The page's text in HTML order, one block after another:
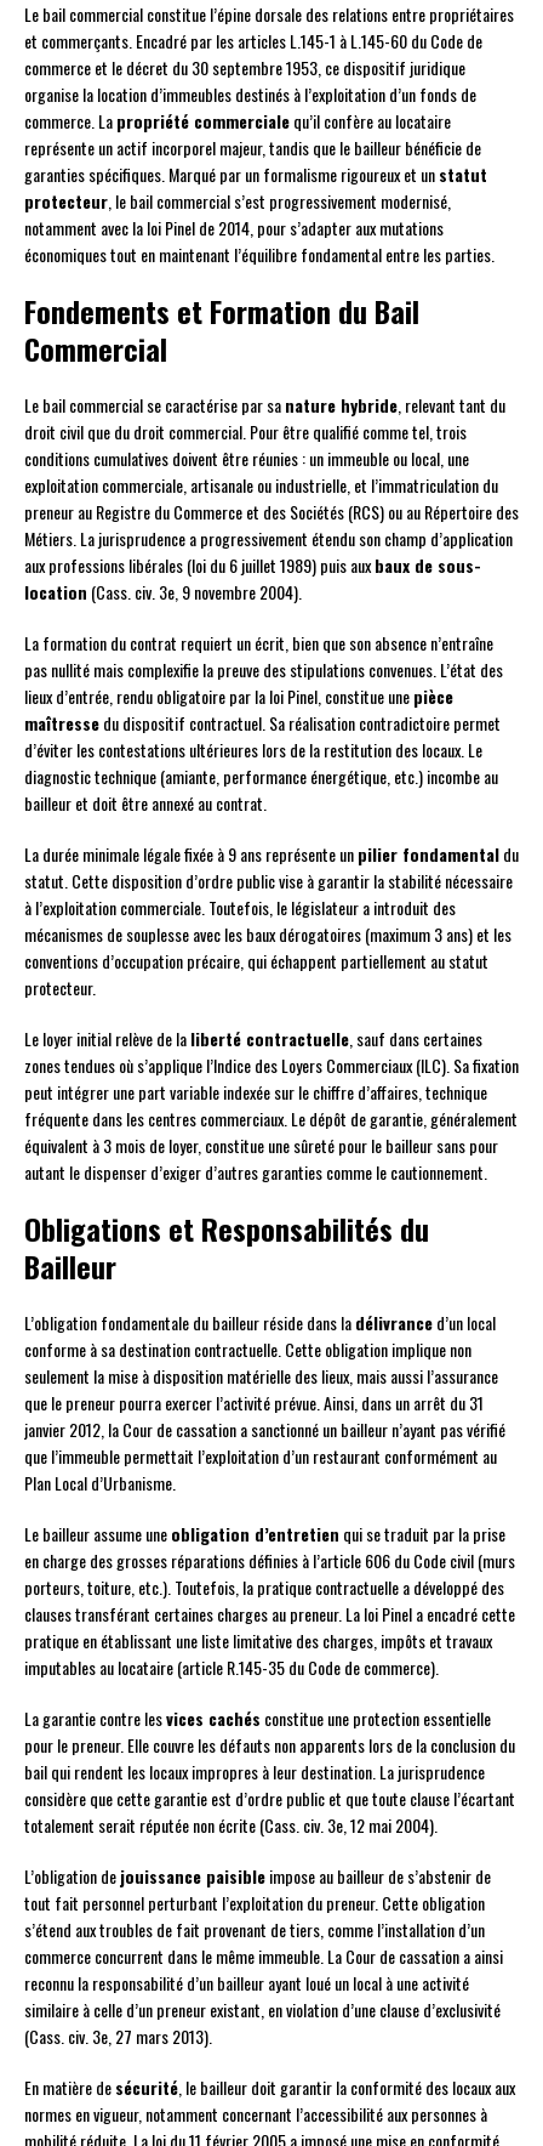
Le bail commercial constitue l’épine dorsale des relations entre propriétaires
et commerçants. Encadré par les articles L.145-1 à L.145-60 du Code de
commerce et le décret du 30 septembre 1953, ce dispositif juridique
organise la location d’immeubles destinés à l’exploitation d’un fonds de
commerce. Lapropriété commercialequ’il confère au locataire
représente un actif incorporel majeur, tandis que le bailleur bénéficie de
garanties spécifiques. Marqué par un formalisme rigoureux et unstatut
protecteur, le bail commercial s’est progressivement modernisé,
notamment avec la loi Pinel de 2014, pour s’adapter aux mutations
économiques tout en maintenant l’équilibre fondamental entre les parties.
Fondements et Formation du Bail
Commercial
Le bail commercial se caractérise par sanature hybride, relevant tant du
droit civil que du droit commercial. Pour être qualifié comme tel, trois
conditions cumulatives doivent être réunies : un immeuble ou local, une
exploitation commerciale, artisanale ou industrielle, et l’immatriculation du
preneur au Registre du Commerce et des Sociétés (RCS) ou au Répertoire des
Métiers. La jurisprudence a progressivement étendu son champ d’application
aux professions libérales (loi du 6 juillet 1989) puis auxbaux de sous-
location (Cass. civ. 3e, 9 novembre 2004).
La formation du contrat requiert un écrit, bien que son absence n’entraîne
pas nullité mais complexifie la preuve des stipulations convenues. L’état des
lieux d’entrée, rendu obligatoire par la loi Pinel, constitue unepièce
maîtressedu dispositif contractuel. Sa réalisation contradictoire permet
d’éviter les contestations ultérieures lors de la restitution des locaux. Le
diagnostic technique (amiante, performance énergétique, etc.) incombe au
bailleur et doit être annexé au contrat.
La durée minimale légale fixée à 9 ans représente unpilier fondamentaldu
statut. Cette disposition d’ordre public vise à garantir la stabilité nécessaire
à l’exploitation commerciale. Toutefois, le législateur a introduit des
mécanismes de souplesse avec les baux dérogatoires (maximum 3 ans) et les
conventions d’occupation précaire, qui échappent partiellement au statut
protecteur.
Le loyer initial relève de laliberté contractuelle, sauf dans certaines
zones tendues où s’applique l’Indice des Loyers Commerciaux (ILC). Sa fixation
peut intégrer une part variable indexée sur le chiffre d’affaires, technique
fréquente dans les centres commerciaux. Le dépôt de garantie, généralement
équivalent à 3 mois de loyer, constitue une sûreté pour le bailleur sans pour
autant le dispenser d’exiger d’autres garanties comme le cautionnement.
Obligations et Responsabilités du
Bailleur
L’obligation fondamentale du bailleur réside dans ladélivranced’un local
conforme à sa destination contractuelle. Cette obligation implique non
seulement la mise à disposition matérielle des lieux, mais aussi l’assurance
que le preneur pourra exercer l’activité prévue. Ainsi, dans un arrêt du 31
janvier 2012, la Cour de cassation a sanctionné un bailleur n’ayant pas vérifié
que l’immeuble permettait l’exploitation d’un restaurant conformément au
Plan Local d’Urbanisme.
Le bailleur assume uneobligation d’entretien qui se traduit par la prise
en charge des grosses réparations définies à l’article 606 du Code civil (murs
porteurs, toiture, etc.). Toutefois, la pratique contractuelle a développé des
clauses transférant certaines charges au preneur. La loi Pinel a encadré cette
pratique en établissant une liste limitative des charges, impôts et travaux
imputables au locataire (article R.145-35 du Code de commerce).
La garantie contre lesvices cachés constitue une protection essentielle
pour le preneur. Elle couvre les défauts non apparents lors de la conclusion du
bail qui rendent les locaux impropres à leur destination. La jurisprudence
considère que cette garantie est d’ordre public et que toute clause l’écartant
totalement serait réputée non écrite (Cass. civ. 3e, 12 mai 2004).
L’obligation dejouissance paisibleimpose au bailleur de s’abstenir de
tout fait personnel perturbant l’exploitation du preneur. Cette obligation
s’étend aux troubles de fait provenant de tiers, comme l’installation d’un
commerce concurrent dans le même immeuble. La Cour de cassation a ainsi
reconnu la responsabilité d’un bailleur ayant loué un local à une activité
similaire à celle d’un preneur existant, en violation d’une clause d’exclusivité
(Cass. civ. 3e, 27 mars 2013).
En matière desécurité, le bailleur doit garantir la conformité des locaux aux
normes en vigueur, notamment concernant l’accessibilité aux personnes à
mobilité réduite. La loi du 11 février 2005 a imposé une mise en conformité